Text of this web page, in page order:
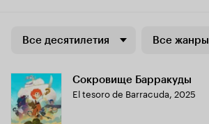
Все десятилетия Все жанры
Сокровище Барракуды
El tesoro de Barracuda, 2025